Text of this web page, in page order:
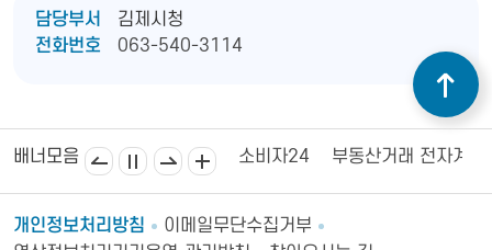
담당부서
김제시청
전화번호
063-540-3114
배너모음
제상공회의소 김제시의회 소비자24 부동산거래 전자계약
개인정보처리방침
이메일무단수집거부